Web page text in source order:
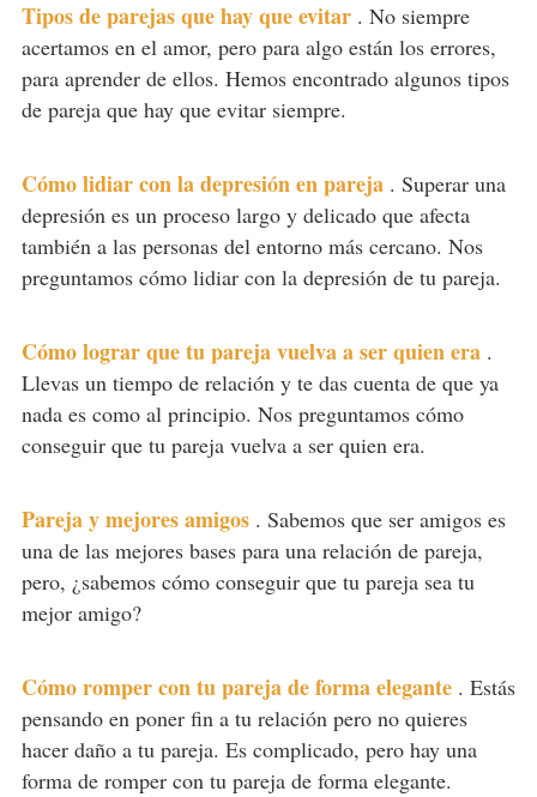
Tipos de parejas que hay que evitar . No siempre
acertamos en el amor, pero para algo están los errores,
para aprender de ellos. Hemos encontrado algunos tipos
de pareja que hay que evitar siempre.
Cómo lidiar con la depresión en pareja . Superar una
depresión es un proceso largo y delicado que afecta
también a las personas del entorno más cercano. Nos
preguntamos cómo lidiar con la depresión de tu pareja.
Cómo lograr que tu pareja vuelva a ser quien era .
Llevas un tiempo de relación y te das cuenta de que ya
nada es como al principio. Nos preguntamos cómo
conseguir que tu pareja vuelva a ser quien era.
Pareja y mejores amigos . Sabemos que ser amigos es
una de las mejores bases para una relación de pareja,
pero, ¿sabemos cómo conseguir que tu pareja sea tu
mejor amigo?
Cómo romper con tu pareja de forma elegante . Estás
pensando en poner fin a tu relación pero no quieres
hacer daño a tu pareja. Es complicado, pero hay una
forma de romper con tu pareja de forma elegante.